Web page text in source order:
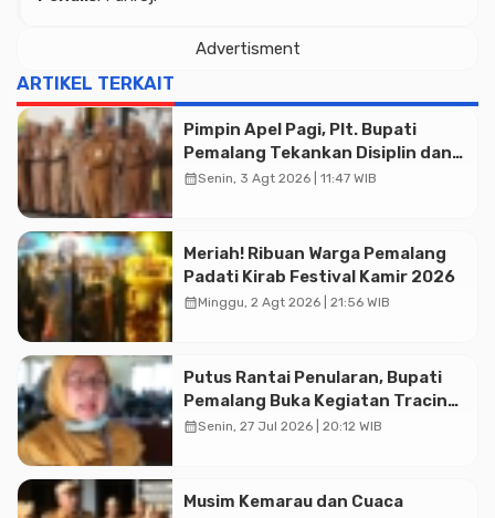
Advertisment
Advertisment
ARTIKEL TERKAIT
Pimpin Apel Pagi, Plt. Bupati
Pemalang Tekankan Disiplin dan
Soliditas ASN untuk Pelayanan
calendar_monthSenin, 3 Agt 2026 | 11:47 WIB
Meriah! Ribuan Warga Pemalang
Padati Kirab Festival Kamir 2026
calendar_monthMinggu, 2 Agt 2026 | 21:56 WIB
Putus Rantai Penularan, Bupati
Pemalang Buka Kegiatan Tracing
TBC Terintegrasi di Mulyoharjo
calendar_monthSenin, 27 Jul 2026 | 20:12 WIB
Musim Kemarau dan Cuaca